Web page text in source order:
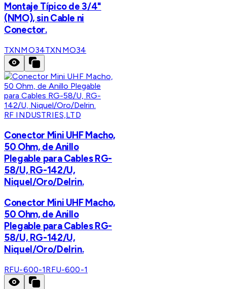
Montaje Típico de 3/4"
(NMO), sin Cable ni
Conector.
TXNMO34TXNMO34
RF INDUSTRIES,LTD
Conector Mini UHF Macho,
50 Ohm, de Anillo
Plegable para Cables RG-
58/U, RG-142/U,
Niquel/Oro/Delrin.
Conector Mini UHF Macho,
50 Ohm, de Anillo
Plegable para Cables RG-
58/U, RG-142/U,
Niquel/Oro/Delrin.
RFU-600-1RFU-600-1